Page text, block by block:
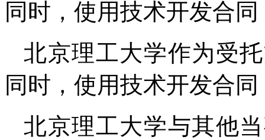
同时，使用技术开发合
北京理工大学作为受
同时，使用技术开发合
北京理工大学与其他